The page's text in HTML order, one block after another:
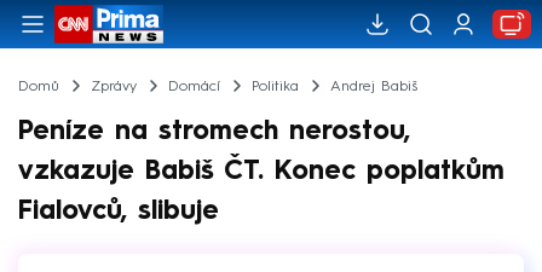
Domů Zprávy Domácí Politika Andrej Babiš
Peníze na stromech nerostou,
vzkazuje Babiš ČT. Konec poplatkům
Fialovců, slibuje